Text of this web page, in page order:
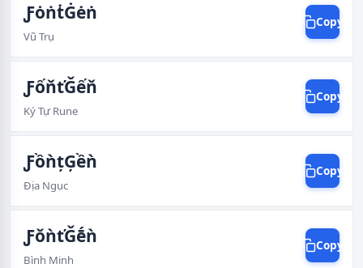
ƑȯṅṫĠėṅ
Vũ Trụ
Copy
ƑốňťǦếň
Ký Tự Rune
Copy
ƑồǹțĢềǹ
Địa Ngục
Copy
ƑǒǹťǦḗǹ
Bình Minh
Copy